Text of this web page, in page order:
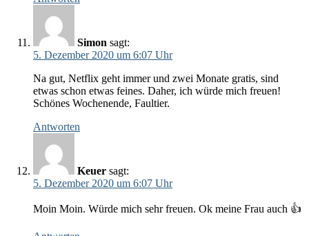
Simon sagt:
5. Dezember 2020 um 6:07 Uhr
Na gut, Netflix geht immer und zwei Monate gratis, sind
etwas schon etwas feines. Daher, ich würde mich freuen!
Schönes Wochenende, Faultier.
Antworten
Keuer sagt:
5. Dezember 2020 um 6:07 Uhr
Moin Moin. Würde mich sehr freuen. Ok meine Frau auch 👍